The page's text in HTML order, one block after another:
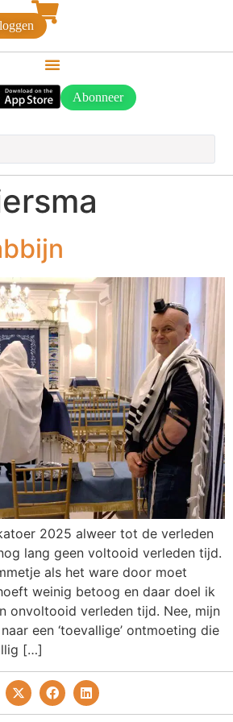
Abonneer
2025 alweer tot de verleden
lang geen voltooid verleden tijd.
als het ware door moet
weinig betoog en daar doel ik
onvoltooid verleden tijd. Nee, mijn
een ‘toevallige’ ontmoeting die
[…]